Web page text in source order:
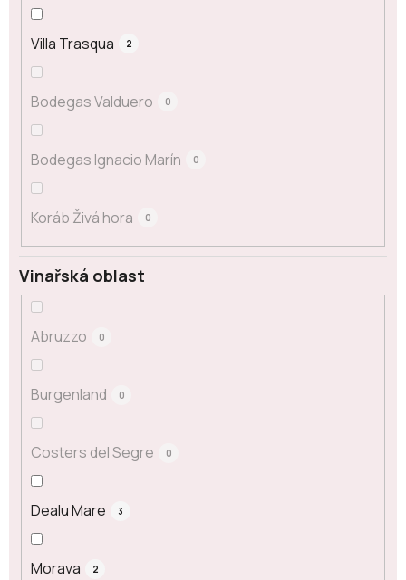
Villa Trasqua 2
Bodegas Valduero 0
Bodegas Ignacio Marín 0
Koráb Živá hora 0
Vinařská oblast
Abruzzo 0
Burgenland 0
Costers del Segre 0
Dealu Mare 3
Morava 2